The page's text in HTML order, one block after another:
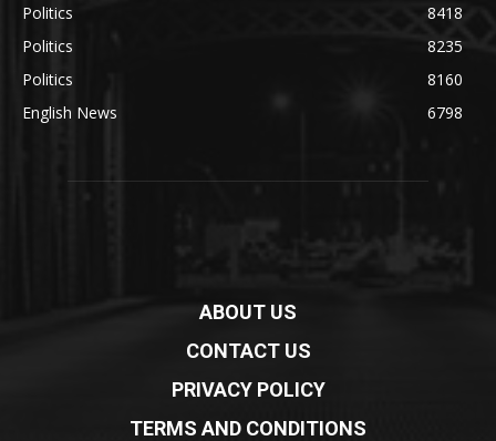
Politics
8418
Politics
8235
Politics
8160
English News
6798
ABOUT US
CONTACT US
PRIVACY POLICY
TERMS AND CONDITIONS